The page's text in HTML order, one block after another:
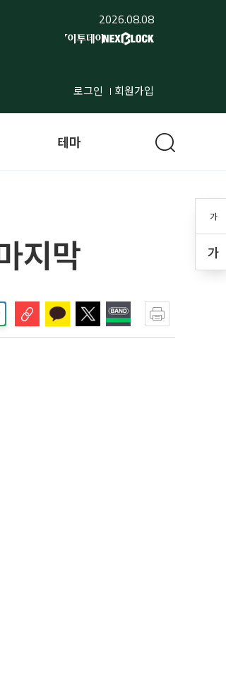
2026.08.08
로그인 회원가입
가
가
테마
지막